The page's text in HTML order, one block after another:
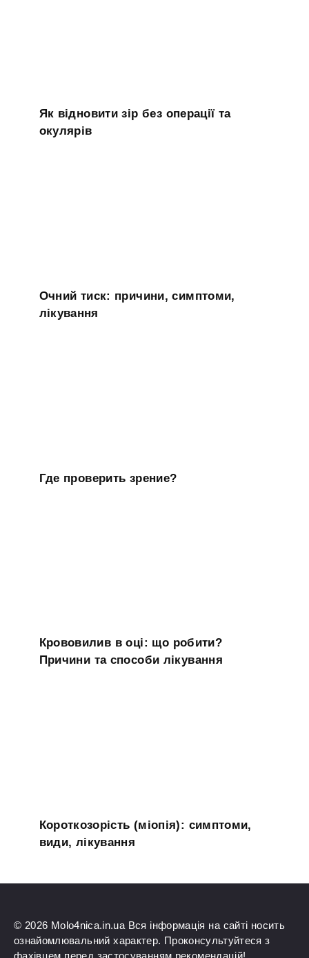
Як відновити зір без операції та
окулярів
Очний тиск: причини, симптоми,
лікування
Где проверить зрение?
Крововилив в оці: що робити?
Причини та способи лікування
Короткозорість (міопія): симптоми,
види, лікування
© 2026 Molo4nica.in.ua Вся інформація на сайті носить
ознайомлювальний характер. Проконсультуйтеся з
фахівцем перед застосуванням рекомендацій!